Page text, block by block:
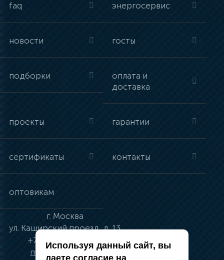
faq энергосервис
новости госты
подборки
оплата и
доставка
проекты гарантии
сертификаты контакты
оптовикам
г. Москва
ул. Каширский проезд, д. 13
+7 (495) 134-41-83
moskva@vincci.ru
Используя данный сайт, вы
даете согласие на